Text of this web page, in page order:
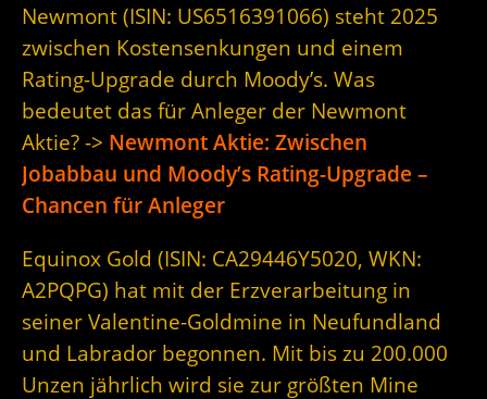
Newmont (ISIN: US6516391066) steht 2025
zwischen Kostensenkungen und einem
Rating-Upgrade durch Moody’s. Was
bedeutet das für Anleger der Newmont
Aktie? -> Newmont Aktie: Zwischen
Jobabbau und Moody’s Rating-Upgrade –
Chancen für Anleger
Equinox Gold (ISIN: CA29446Y5020, WKN:
A2PQPG) hat mit der Erzverarbeitung in
seiner Valentine-Goldmine in Neufundland
und Labrador begonnen. Mit bis zu 200.000
Unzen jährlich wird sie zur größten Mine